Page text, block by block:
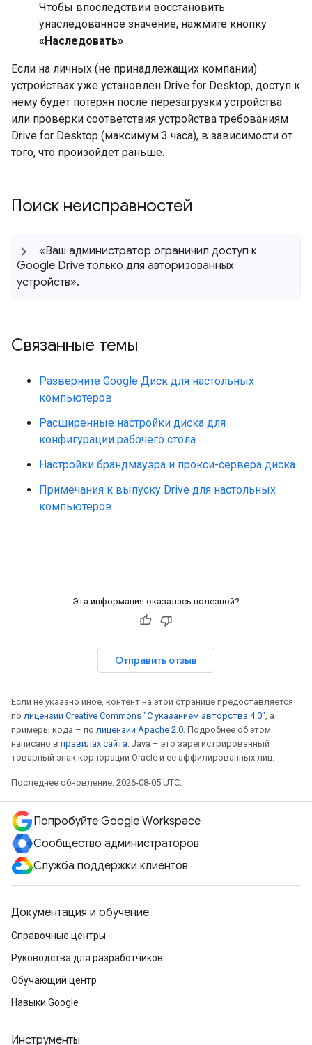
Чтобы впоследствии восстановить
унаследованное значение, нажмите кнопку
«Наследовать» .
Если на личных (не принадлежащих компании)
устройствах уже установлен Drive for Desktop, доступ к
нему будет потерян после перезагрузки устройства
или проверки соответствия устройства требованиям
Drive for Desktop (максимум 3 часа), в зависимости от
того, что произойдет раньше.
Поиск неисправностей
«Ваш администратор ограничил доступ к
Google Drive только для авторизованных
устройств».
Связанные темы
Разверните Google Диск для настольных
компьютеров
Расширенные настройки диска для
конфигурации рабочего стола
Настройки брандмауэра и прокси-сервера диска
Примечания к выпуску Drive для настольных
компьютеров
Эта информация оказалась полезной?
Отправить отзыв
Если не указано иное, контент на этой странице предоставляется
по лицензии Creative Commons "С указанием авторства 4.0" , а
примеры кода – по лицензии Apache 2.0 . Подробнее об этом
написано в правилах сайта . Java – это зарегистрированный
товарный знак корпорации Oracle и ее аффилированных лиц.
Последнее обновление: 2026-08-05 UTC.
Попробуйте Google Workspace
Сообщество администраторов
Служба поддержки клиентов
Документация и обучение
Справочные центры
Руководства для разработчиков
Обучающий центр
Навыки Google
Инструменты